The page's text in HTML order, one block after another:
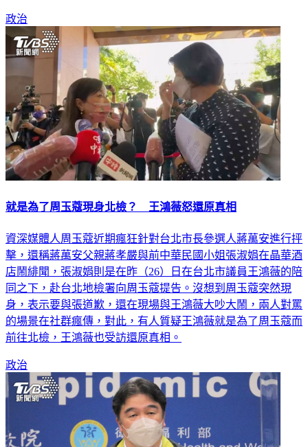
政治
就是為了周玉蔻現身北檢？ 王鴻薇怒還原真相
資深媒體人周玉蔻近期瘋狂針對台北市長參選人蔣萬安進行抨
擊，還稱蔣萬安父親蔣孝嚴與前中華民國小姐張淑娟在晶華酒
店鬧緋聞，張淑娟則是在昨（26）日在台北市議員王鴻薇的陪
同之下，赴台北地檢署向周玉蔻提告。沒想到周玉蔻突然現
身，表示要與張道歉，還在現場與王鴻薇大吵大鬧，兩人對罵
的場景在社群瘋傳，對此，有人質疑王鴻薇就是為了周玉蔻而
前往北檢，王鴻薇也受訪還原真相。
政治